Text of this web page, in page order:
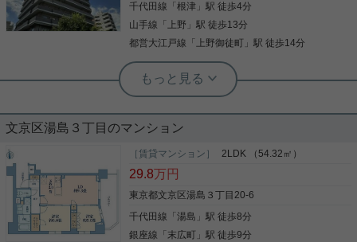
同間取り別部屋参考となります 設備の整ったお部屋
です。 湯島駅徒歩3分の駅近で、コンビニ徒歩2分、
す。 ご入居は9月上旬から可能。 気になる方は白山
店までお問い合わせください。
写真(9)
詳細を見る
のある方はお気軽にお問い合わせください ご連絡お
待ちしております
写真(9)
詳細を見る
千代田線 「根津 」駅 徒歩4分
山手線 「 上野 」駅 徒歩13分
都営大江戸線 「 上野御徒町 」駅 徒歩14分
根津駅前センター（実用根津ホーム株式会社 根津駅前センター） スタ
ッフ小西
池之端のタワマン☆分譲賃貸３LDK☆
池之端のタワーマンション、分譲賃貸のお部屋です
ファミリーに最適３LDKタイプ 床暖房、食器洗浄乾
燥機、浄水器など設備充実 防犯カメラ、フロントサ
ービス、フィットネス施設、モニター付きオートロ
ださい ご興味のある方はお気軽にお問い合わせくだ
さい ご連絡お待ちしております
写真(9)
文京区湯島３丁目のマンション
［賃貸マンション］ 2LDK （54.32㎡）
29.8万円
東京都文京区湯島３丁目20-6
千代田線 「湯島 」駅 徒歩8分
銀座線 「 末広町 」駅 徒歩9分